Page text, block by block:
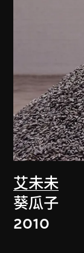
艾未未
葵瓜子
2010